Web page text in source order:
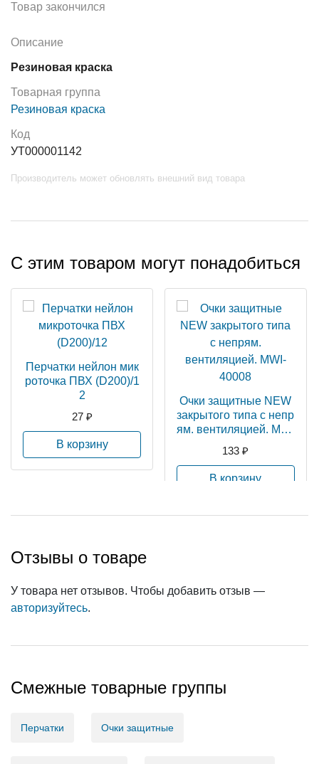
Товар закончился
Описание
Резиновая краска
Товарная группа
Резиновая краска
Код
УТ000001142
Производитель может обновлять внешний вид товара
С этим товаром могут понадобиться
Перчатки нейлон мик
роточка ПВХ (D200)/1
2
27 ₽
В корзину
Очки защитные NEW
закрытого типа с непр
ям. вентиляцией. MWI
133 ₽
В корзину
Отзывы о товаре
У товара нет отзывов. Чтобы добавить отзыв —
авторизуйтесь.
Смежные товарные группы
Перчатки Очки защитные